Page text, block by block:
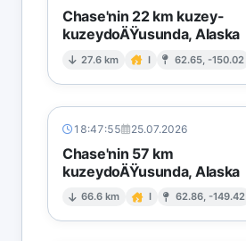
Chase'nin 22 km kuzey-
kuzeydoÄŸusunda, Alaska
27.6 km I 62.65, -150.02
18:47:55 25.07.2026
Chase'nin 57 km
kuzeydoÄŸusunda, Alaska
66.6 km I 62.86, -149.42